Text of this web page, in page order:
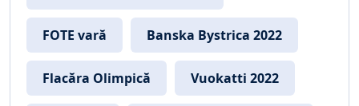
FOTE vară Banska Bystrica 2022
Flacăra Olimpică Vuokatti 2022